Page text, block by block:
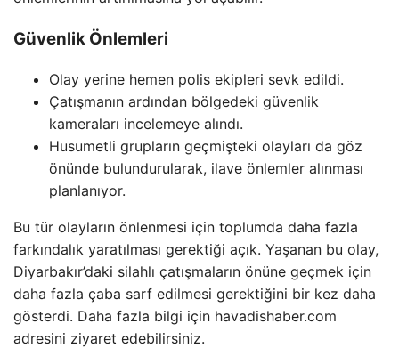
Güvenlik Önlemleri
Olay yerine hemen polis ekipleri sevk edildi.
Çatışmanın ardından bölgedeki güvenlik
kameraları incelemeye alındı.
Husumetli grupların geçmişteki olayları da göz
önünde bulundurularak, ilave önlemler alınması
planlanıyor.
Bu tür olayların önlenmesi için toplumda daha fazla
farkındalık yaratılması gerektiği açık. Yaşanan bu olay,
Diyarbakır’daki silahlı çatışmaların önüne geçmek için
daha fazla çaba sarf edilmesi gerektiğini bir kez daha
gösterdi. Daha fazla bilgi için havadishaber.com
adresini ziyaret edebilirsiniz.